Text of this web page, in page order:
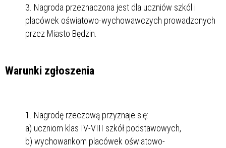
Nagroda przeznaczona jest dla uczniów szkól i
placówek oświatowo-wychowawczych prowadzonych
przez Miasto Będzin.
Warunki zgłoszenia
Nagrodę rzeczową przyznaje się:
a) uczniom klas IV-VIII szkół podstawowych,
b) wychowankom placówek oświatowo-